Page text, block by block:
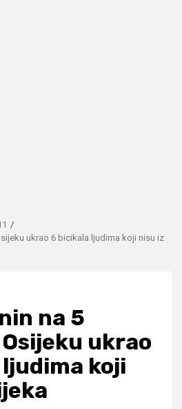
ukrao 6 bicikala ljudima koji nisu iz
na 5
ukrao
koji